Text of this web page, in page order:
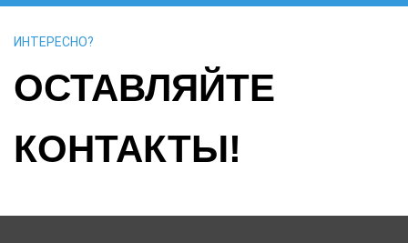
ИНТЕРЕСНО?
ОСТАВЛЯЙТЕ
КОНТАКТЫ!